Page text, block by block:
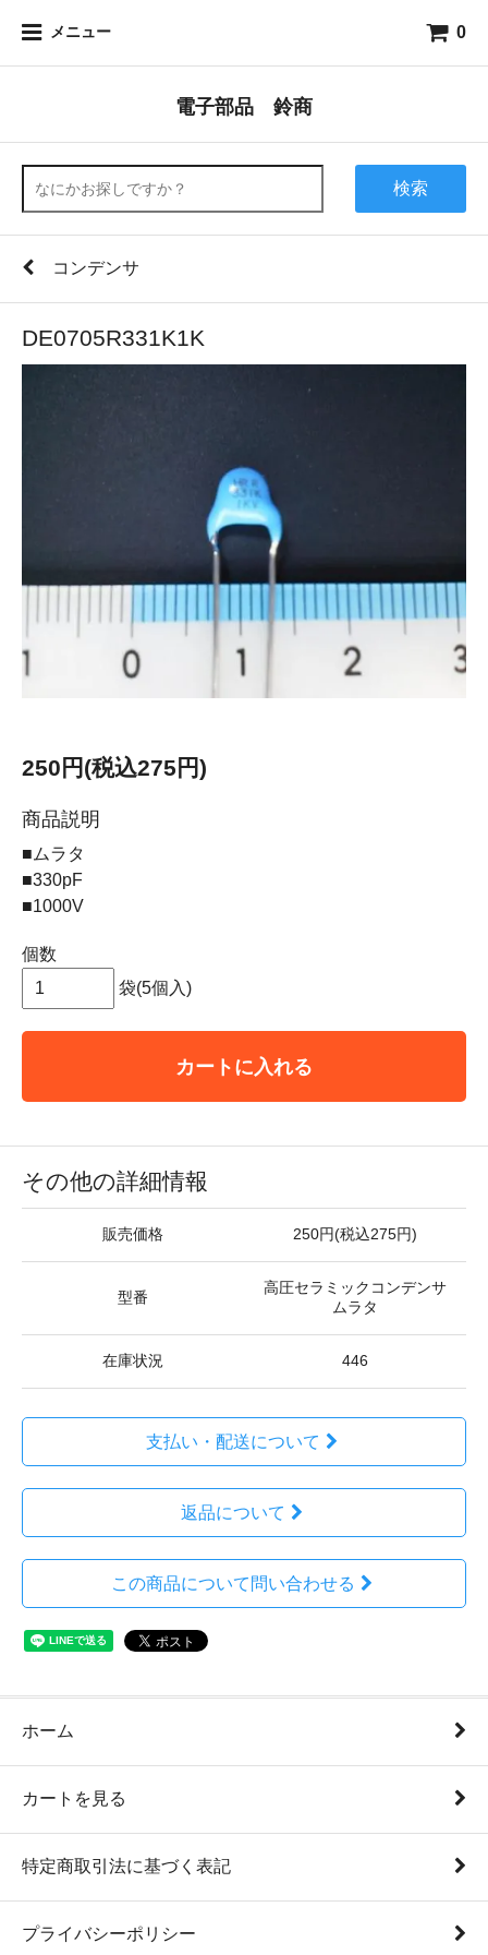
メニュー 0
電子部品 鈴商
検索
コンデンサ
DE0705R331K1K
250円(税込275円)
商品説明
■ムラタ
■330pF
■1000V
個数
袋(5個入)
カートに入れる
その他の詳細情報
販売価格 250円(税込275円)
型番
高圧セラミックコンデンサ
ムラタ
在庫状況 446
支払い・配送について
返品について
この商品について問い合わせる
ホーム
カートを見る
特定商取引法に基づく表記
プライバシーポリシー